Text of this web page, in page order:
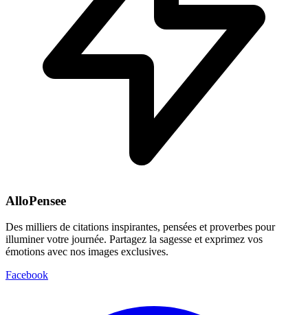
AlloPensee
Des milliers de citations inspirantes, pensées et proverbes pour
illuminer votre journée. Partagez la sagesse et exprimez vos
émotions avec nos images exclusives.
Facebook